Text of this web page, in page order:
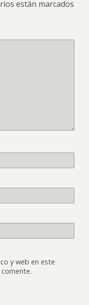
están marcados
y web en este